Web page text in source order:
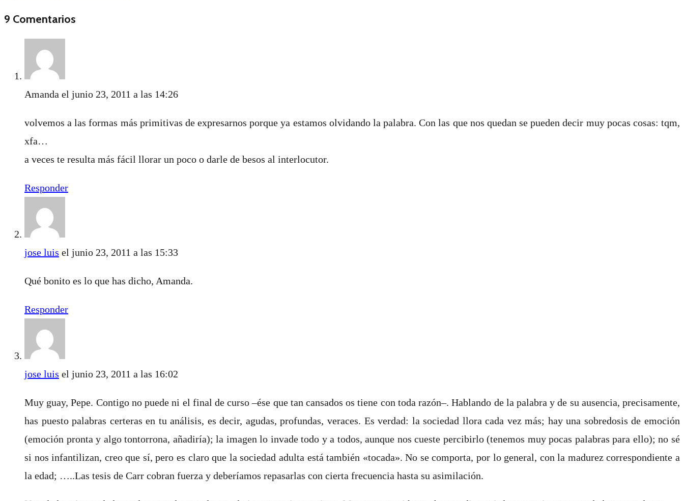
9 Comentarios
Amanda el junio 23, 2011 a las 14:26
volvemos a las formas más primitivas de expresarnos porque ya estamos olvidando la palabra. Con las que nos quedan se pueden decir muy pocas cosas: tqm,
xfa…
a veces te resulta más fácil llorar un poco o darle de besos al interlocutor.
Responder
jose luis el junio 23, 2011 a las 15:33
Qué bonito es lo que has dicho, Amanda.
Responder
jose luis el junio 23, 2011 a las 16:02
Muy guay, Pepe. Contigo no puede ni el final de curso –ése que tan cansados os tiene con toda razón–. Hablando de la palabra y de su ausencia, precisamente,
has puesto palabras certeras en tu análisis, es decir, agudas, profundas, veraces. Es verdad: la sociedad llora cada vez más; hay una sobredosis de emoción
(emoción pronta y algo tontorrona, añadiría); la imagen lo invade todo y a todos, aunque nos cueste percibirlo (tenemos muy pocas palabras para ello); no sé
si nos infantilizan, creo que sí, pero es claro que la sociedad adulta está también «tocada». No se comporta, por lo general, con la madurez correspondiente a
la edad; …..Las tesis de Carr cobran fuerza y deberíamos repasarlas con cierta frecuencia hasta su asimilación.